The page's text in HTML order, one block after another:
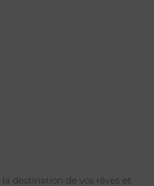
destination de vos rêves et